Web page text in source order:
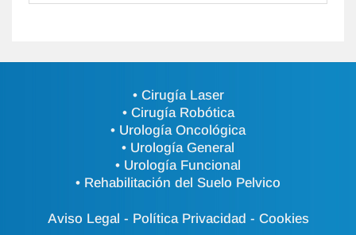
• Cirugía Laser
• Cirugía Robótica
• Urología Oncológica
• Urología General
• Urología Funcional
• Rehabilitación del Suelo Pelvico
Aviso Legal - Política Privacidad - Cookies